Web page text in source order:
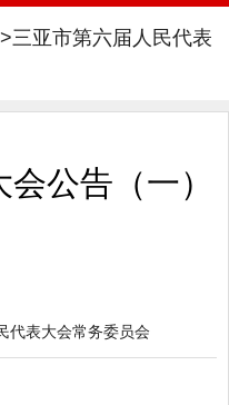
三亚市第六届人民代表
公告（一）
代表大会常务委员会